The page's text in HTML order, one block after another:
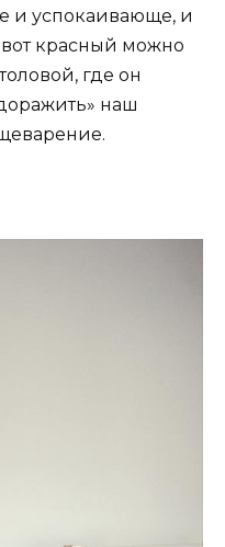
и успокаивающе, и
красный можно
где он
наш